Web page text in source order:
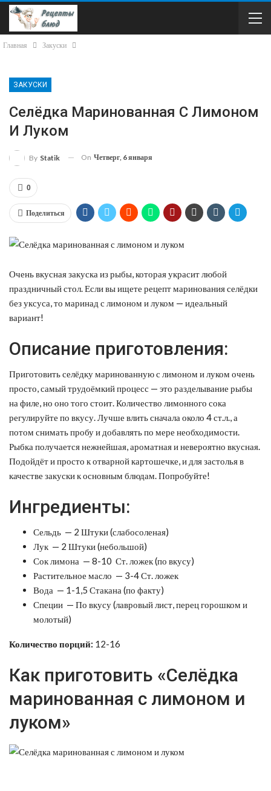
Главная Закуски
ЗАКУСКИ
Селёдка Маринованная С Лимоном
И Луком
By Statik On Четверг, 6 января
0
Поделиться
Очень вкусная закуска из рыбы, которая украсит любой
праздничный стол. Если вы ищете рецепт маринования селёдки
без уксуса, то маринад с лимоном и луком — идеальный
вариант!
Описание приготовления:
Приготовить селёдку маринованную с лимоном и луком очень
просто, самый трудоёмкий процесс — это разделывание рыбы
на филе, но оно того стоит. Количество лимонного сока
регулируйте по вкусу. Лучше влить сначала около 4 ст.л., а
потом снимать пробу и добавлять по мере необходимости.
Рыбка получается нежнейшая, ароматная и невероятно вкусная.
Подойдёт и просто к отварной картошечке, и для застолья в
качестве закуски к основным блюдам. Попробуйте!
Ингредиенты:
Сельдь — 2 Штуки (слабосоленая)
Лук — 2 Штуки (небольшой)
Сок лимона — 8-10 Ст. ложек (по вкусу)
Растительное масло — 3-4 Ст. ложек
Вода — 1-1,5 Стакана (по факту)
Специи — По вкусу (лавровый лист, перец горошком и
молотый)
Количество порций: 12-16
Как приготовить «Селёдка
маринованная с лимоном и
луком»